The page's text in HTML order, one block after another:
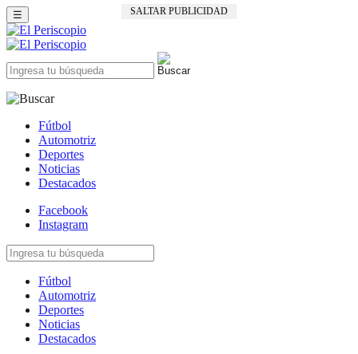
SALTAR PUBLICIDAD
☰
Fútbol
Automotriz
Deportes
Noticias
Destacados
Facebook
Instagram
Fútbol
Automotriz
Deportes
Noticias
Destacados